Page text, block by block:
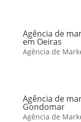
Agência de
em Oeiras
Agência de
Agência de
Gondomar
Agência de